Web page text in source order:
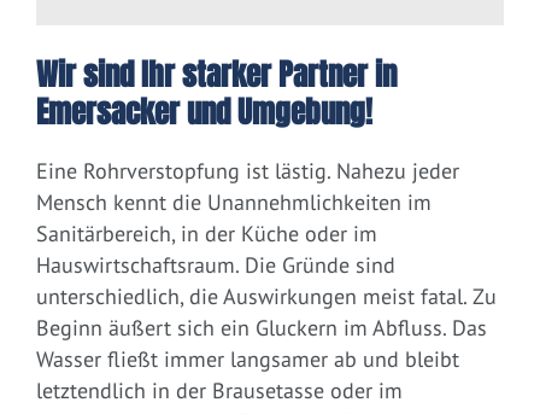
Wir sind Ihr starker Partner in
Emersacker und Umgebung!
Eine Rohrverstopfung ist lästig. Nahezu jeder
Mensch kennt die Unannehmlichkeiten im
Sanitärbereich, in der Küche oder im
Hauswirtschaftsraum. Die Gründe sind
unterschiedlich, die Auswirkungen meist fatal. Zu
Beginn äußert sich ein Gluckern im Abfluss. Das
Wasser fließt immer langsamer ab und bleibt
letztendlich in der Brausetasse oder im